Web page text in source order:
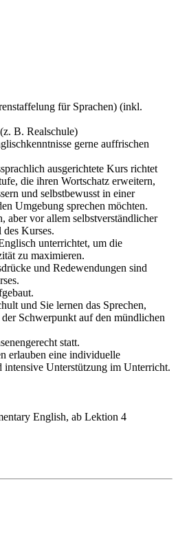
für Sprachen) (inkl.
B. Realschule)
gerne auffrischen
ausgerichtete Kurs richtet
die ihren Wortschatz erweitern,
und selbstbewusst in einer
Umgebung sprechen möchten.
aber vor allem selbstverständlicher
des Kurses.
unterrichtet, um die
zu maximieren.
und Redewendungen sind
und Sie lernen das Sprechen,
Schwerpunkt auf den mündlichen
statt.
erlauben eine individuelle
intensive Unterstützung im Unterricht.
English, ab Lektion 4